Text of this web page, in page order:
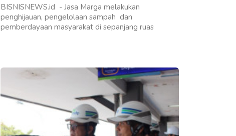
BISNISNEWS.id - Jasa Marga melakukan
penghijauan, pengelolaan sampah dan
pemberdayaan masyarakat di sepanjang ruas